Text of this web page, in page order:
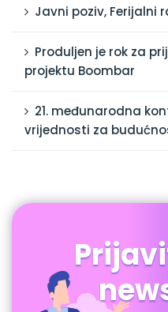
Javni poziv, Ferijalni
Produljen je rok za
projektu Boombar
21. međunarodna
vrijednosti za